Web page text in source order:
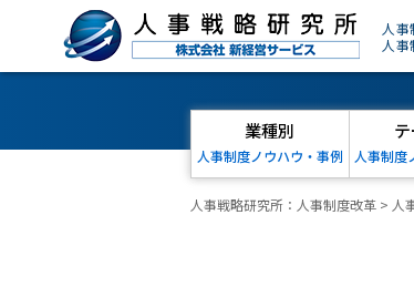
人
人
業種別
人事制度ノウハウ・事例 人事制度
人事戦略研究所：人事制度改革 > 人